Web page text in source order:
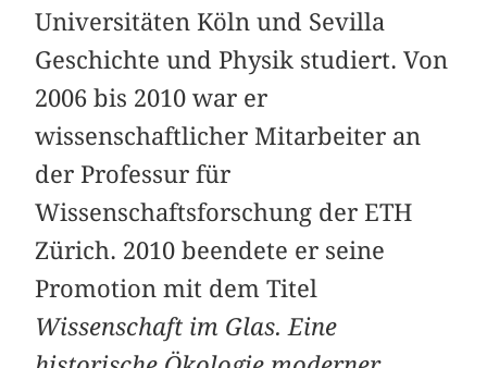
Universitäten Köln und Sevilla
Geschichte und Physik studiert. Von
2006 bis 2010 war er
wissenschaftlicher Mitarbeiter an
der Professur für
Wissenschaftsforschung der ETH
Zürich. 2010 beendete er seine
Promotion mit dem Titel
Wissenschaft im Glas. Eine